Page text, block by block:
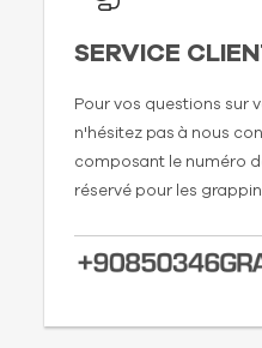
SERVICE
Pour vos questions sur
n'hésitez pas à nous
composant le numéro
réservé pour les